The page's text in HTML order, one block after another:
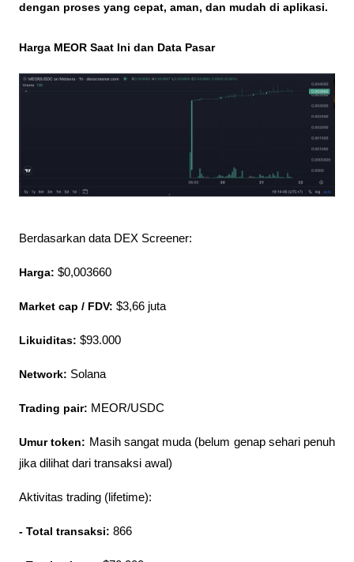
dengan proses yang cepat, aman, dan mudah di aplikasi.
Harga MEOR Saat Ini dan Data Pasar
Berdasarkan data DEX Screener:
Harga: $0,003660
Market cap / FDV: $3,66 juta
Likuiditas: $93.000
Network: Solana
Trading pair: MEOR/USDC
Umur token: Masih sangat muda (belum genap sehari penuh
jika dilihat dari transaksi awal)
Aktivitas trading (lifetime):
- Total transaksi: 866